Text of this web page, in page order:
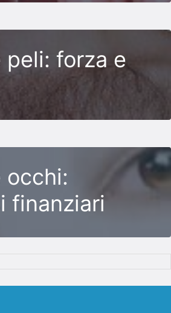
peli: forza e
occhi:
finanziari